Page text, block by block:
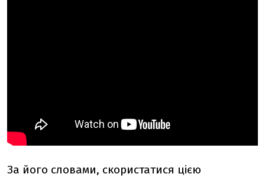
За його словами, скористатися цією